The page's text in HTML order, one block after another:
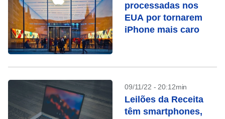
processadas nos
EUA por tornarem
iPhone mais caro
09/11/22 - 20:12min
Leilões da Receita
têm smartphones,